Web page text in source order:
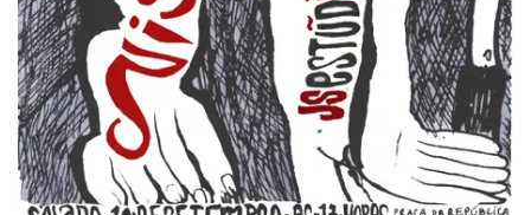
Restricted area to Salgadeiras's
Friends
More info about Salgadeiras's Friends,here
Subscribe to the newsletter from
the Gallery of Salgadeiras.